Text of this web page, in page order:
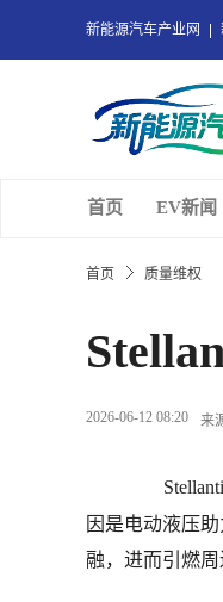
新能源汽车产业网
首页 EV新闻
首页 质量维权
2026-06-12 08:20 来
Stellantis
因是电动液压
融，进而引燃